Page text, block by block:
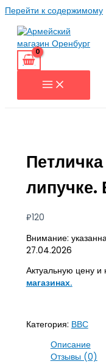
Перейти к содержимому
₽120
Внимание:
27.04.2026
Актуальную цену и
магазинах.
Категория: ВВС
Описание
Отзывы (0)